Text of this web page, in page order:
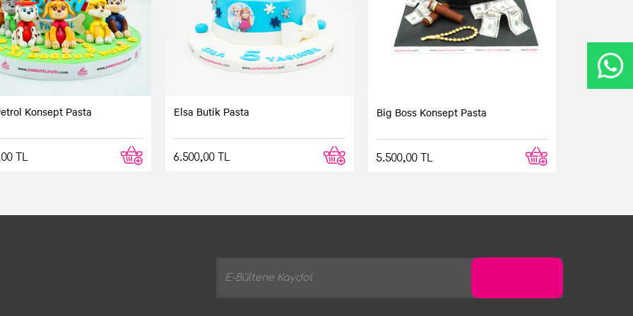
Konsept Pasta
TL
Elsa Butik Pasta
6.500,00 TL
Big Boss Konsept Pasta
5.500,00 TL